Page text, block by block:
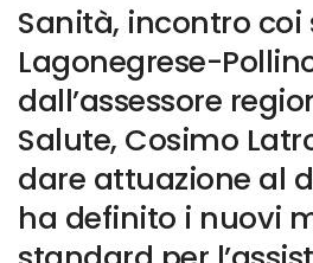
Sanità, incontro coi
Lagonegrese-
dall’assessore
Salute, Cosimo
dare attuazione al
ha definito i nuovi